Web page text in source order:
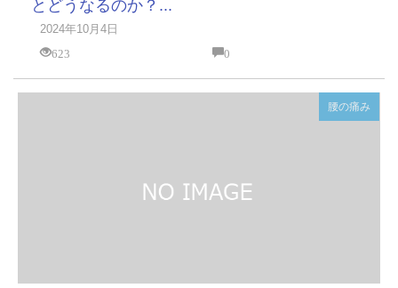
とどうなるのか？...
2024年10月4日
623
0
腰の痛み